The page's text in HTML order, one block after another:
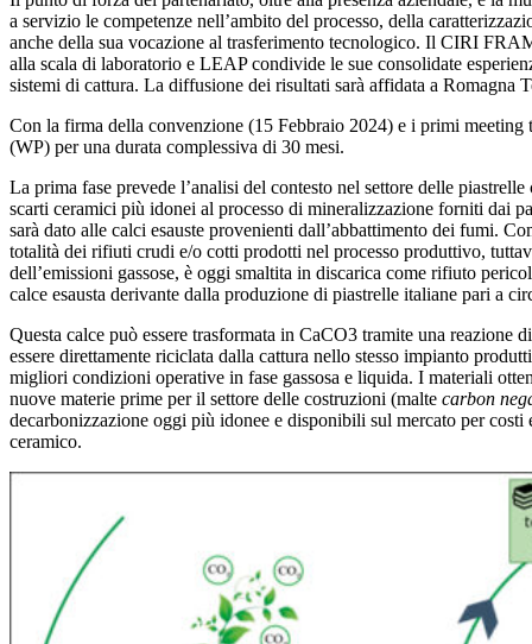
a servizio le competenze nell’ambito del processo, della
anche della sua vocazione al trasferimento tecnologico. Il CIRI
alla scala di laboratorio e LEAP condivide le sue consolidate
sistemi di cattura. La diffusione dei risultati sarà affidata a Romagna
Con la firma della convenzione (15 Febbraio 2024) e i primi
(WP) per una durata complessiva di 30 mesi.
La prima fase prevede l’analisi del contesto nel settore delle
scarti ceramici più idonei al processo di mineralizzazione forniti dai
sarà dato alle calci esauste provenienti dall’abbattimento dei fumi.
totalità dei rifiuti crudi e/o cotti prodotti nel processo produttivo,
dell’emissioni gassose, è oggi smaltita in discarica come rifiuto
calce esausta derivante dalla produzione di piastrelle italiane pari a
Questa calce può essere trasformata in CaCO3 tramite una
essere direttamente riciclata dalla cattura nello stesso impianto
migliori condizioni operative in fase gassosa e liquida. I materiali
nuove materie prime per il settore delle costruzioni (malte carbon
decarbonizzazione oggi più idonee e disponibili sul mercato per
ceramico.